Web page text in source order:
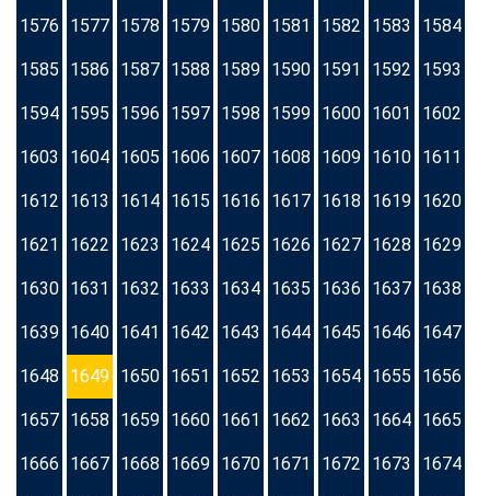
1576 1577 1578 1579 1580 1581 1582 1583 1584
1585 1586 1587 1588 1589 1590 1591 1592 1593
1594 1595 1596 1597 1598 1599 1600 1601 1602
1603 1604 1605 1606 1607 1608 1609 1610 1611
1612 1613 1614 1615 1616 1617 1618 1619 1620
1621 1622 1623 1624 1625 1626 1627 1628 1629
1630 1631 1632 1633 1634 1635 1636 1637 1638
1639 1640 1641 1642 1643 1644 1645 1646 1647
1648 1649 1650 1651 1652 1653 1654 1655 1656
1657 1658 1659 1660 1661 1662 1663 1664 1665
1666 1667 1668 1669 1670 1671 1672 1673 1674